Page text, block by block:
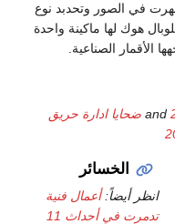
في الصور وتحدبد نوع
هوك لها ماكينة واحدة
ضحايا ادارة حريق
الخسائر
انظر أيضاً:أعمال فنية
تدمرت في أحداث 11